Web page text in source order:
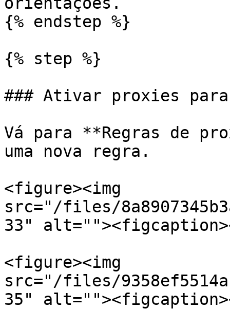
{% endstep %}
{% step %}
### Ativar proxies
Vá para **Regras de
uma nova regra.
<figure><img
src="/files/
33"
<figure><img
src="/files/
35"